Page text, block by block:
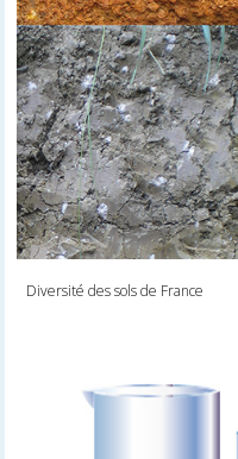
Diversité des sols de France